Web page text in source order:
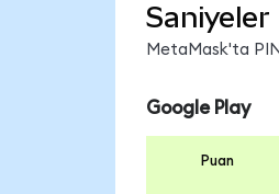
MetaMask'ta
Google Play
Puan